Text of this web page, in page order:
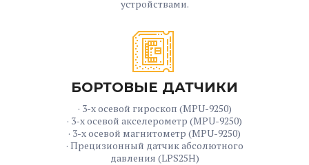
устройствами.
БОРТОВЫЕ ДАТЧИКИ
· 3-х осевой гироскоп (MPU-9250)
· 3-х осевой акселерометр (MPU-9250)
· 3-х осевой магнитометр (MPU-9250)
· Прецизионный датчик абсолютного
давления (LPS25H)